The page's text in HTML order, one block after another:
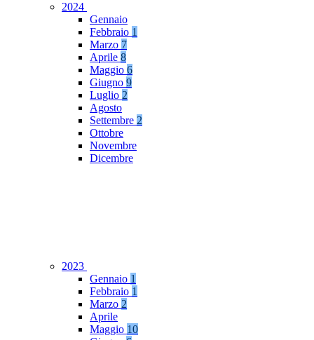
2024
Gennaio
Febbraio 1
Marzo 7
Aprile 8
Maggio 6
Giugno 9
Luglio 2
Agosto
Settembre 2
Ottobre
Novembre
Dicembre
2023
Gennaio 1
Febbraio 1
Marzo 2
Aprile
Maggio 10